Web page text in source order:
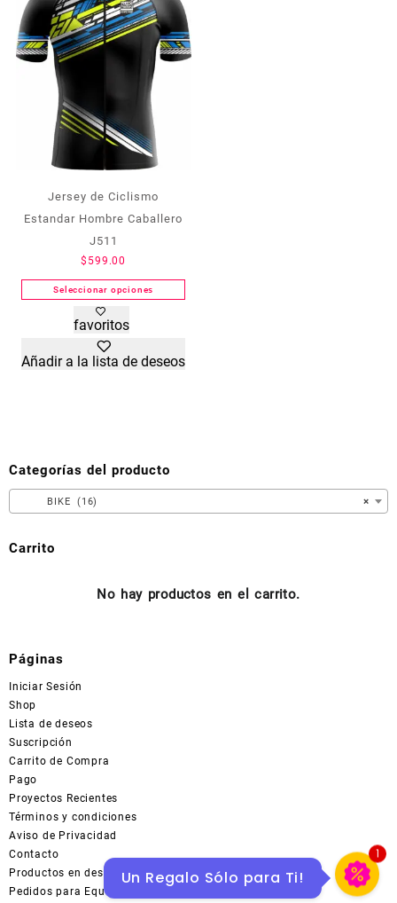
pueden
elegir
en
producto
Jersey de Ciclismo
Estandar Hombre Caballero
J511
$ 599.00
Seleccionar opciones
Este
producto
tiene
múltiples
elegir
la
favoritos
Añadir a la lista de deseos
Categorías del producto
×
BIKE (16)
Carrito
No hay productos en el carrito.
Páginas
Iniciar Sesión
Shop
Lista de deseos
Suscripción
Carrito de Compra
Pago
Proyectos Recientes
Términos y condiciones
Aviso de Privacidad
Contacto
Productos en descuentos en MERCADOLIBRE
Pedidos para Equipo
Un Regalo Sólo para Ti!
1